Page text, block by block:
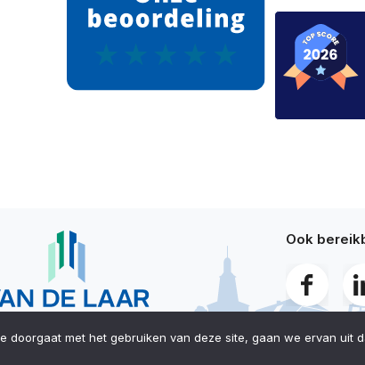
door:Digitale Bazen
Ook
met het gebruiken van deze site, gaan we ervan uit